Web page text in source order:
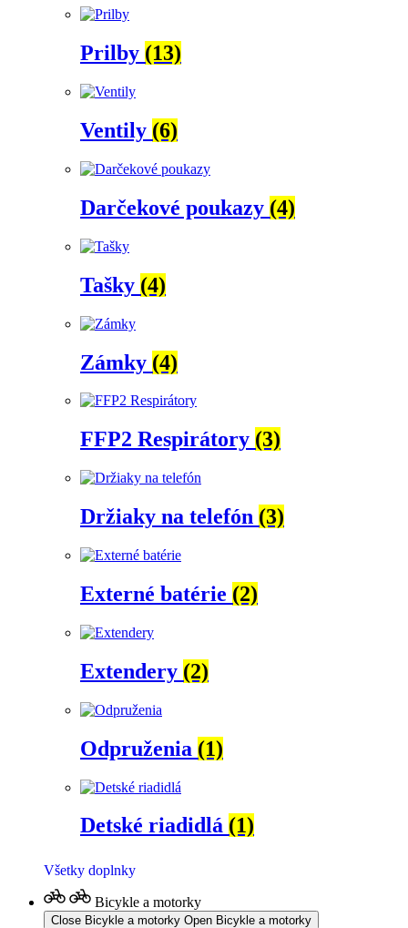
Prilby (13)
Ventily (6)
Darčekové poukazy (4)
Tašky (4)
Zámky (4)
FFP2 Respirátory (3)
Držiaky na telefón (3)
Externé batérie (2)
Extendery (2)
Odpruženia (1)
Detské riadidlá (1)
Všetky doplnky
Bicykle a motorky
Close Bicykle a motorky Open Bicykle a motorky